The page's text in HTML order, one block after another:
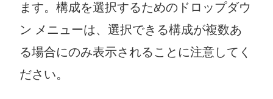
ます。構成を選択するためのドロップダウ
ン メニューは、選択できる構成が複数あ
る場合にのみ表示されることに注意してく
ださい。